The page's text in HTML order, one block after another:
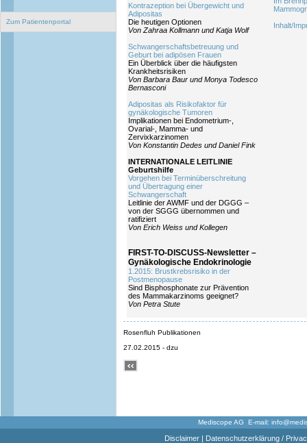
Zum Patientenportal
Kontrazeption bei Übergewicht und
Adipositas
Die heutigen Optionen
Von Zahraa Kollmann und Katja Wolf
Schwangerschaftsbetreuung und
Geburt bei adipösen Frauen
Ein Überblick über die häufigsten
Krankheitsrisiken
Von Barbara Baur und Monya Todesco
Bernasconi
Adipositas als Risikofaktor für
gynäkologische Tumoren
Implikationen bei Endometrium-,
Ovarial-, Mamma- und
Zervixkarzinomen
Von Konstantin Dedes und Daniel Fink
INTERNATIONALE LEITLINIE
Geburtshilfe
Vorgehen bei Terminüberschreitung
und Übertragung einer
Schwangerschaft
Leitlinie der AWMF und der DGGG –
von der SGGG übernommen und
ratifiziert
Von Erich Weiss und Kollegen
FIRST-TO-DISCUSS-Newsletter –
Gynäkologische Endokrinologie
1.2015: Brustkrebsrisiko in der
Postmenopause
Sind Bisphosphonate zur Prävention
des Mammakarzinoms geeignet?
Von Petra Stute
Inhalt/
Rosenfluh Publikationen
27.02.2015 - dzu
Mediscope AG E-mail:
Disclaimer| Datenschutzerklärung /